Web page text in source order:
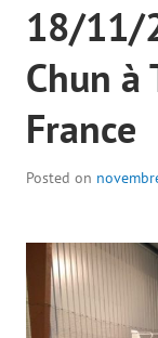
18/11/
Chun
France
Posted on